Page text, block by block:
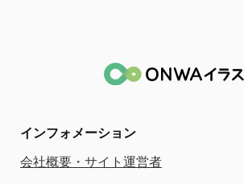
インフォメーション
会社概要・サイト運営者